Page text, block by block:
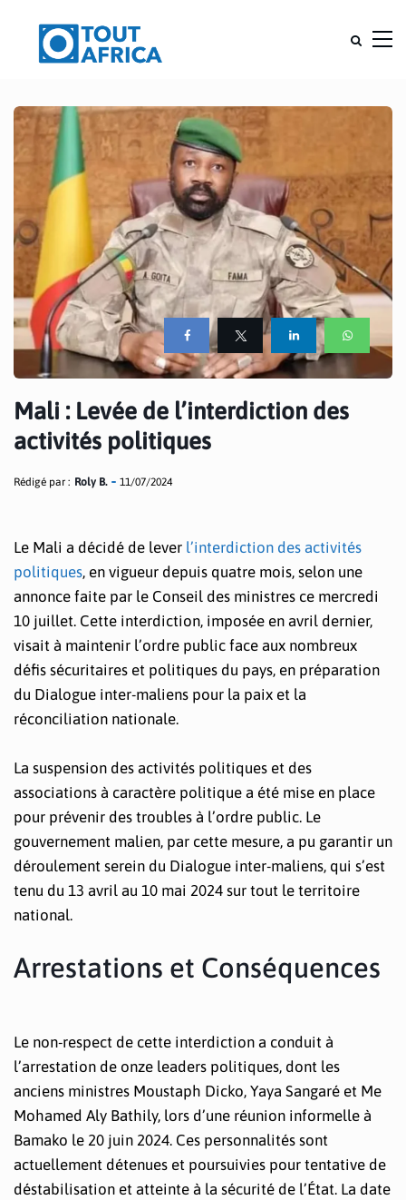
Mali : Levée de l’interdiction des
activités politiques
Rédigé par : Roly B. 11/07/2024
Le Mali a décidé de lever l’interdiction des activités
politiques, en vigueur depuis quatre mois, selon une
annonce faite par le Conseil des ministres ce mercredi
10 juillet. Cette interdiction, imposée en avril dernier,
visait à maintenir l’ordre public face aux nombreux
défis sécuritaires et politiques du pays, en préparation
du Dialogue inter-maliens pour la paix et la
réconciliation nationale.
La suspension des activités politiques et des
associations à caractère politique a été mise en place
pour prévenir des troubles à l’ordre public. Le
gouvernement malien, par cette mesure, a pu garantir un
déroulement serein du Dialogue inter-maliens, qui s’est
tenu du 13 avril au 10 mai 2024 sur tout le territoire
national.
Arrestations et Conséquences
Le non-respect de cette interdiction a conduit à
l’arrestation de onze leaders politiques, dont les
anciens ministres Moustaph Dicko, Yaya Sangaré et Me
Mohamed Aly Bathily, lors d’une réunion informelle à
Bamako le 20 juin 2024. Ces personnalités sont
actuellement détenues et poursuivies pour tentative de
déstabilisation et atteinte à la sécurité de l’État. La date